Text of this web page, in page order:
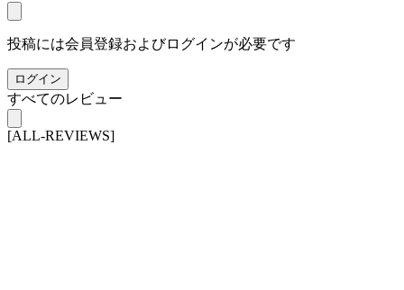
投稿には会員登録およびログインが必要です
ログイン
すべてのレビュー
[ALL-REVIEWS]